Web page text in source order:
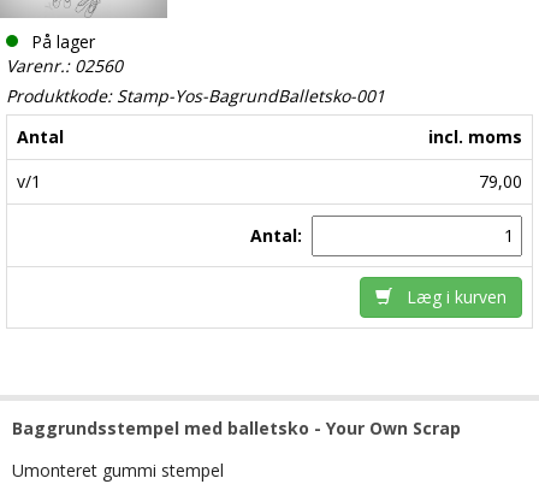
På lager
Varenr.: 02560
Produktkode: Stamp-Yos-BagrundBalletsko-001
Antal
incl. moms
v/1
79,00
Antal:
Læg i kurven
Baggrundsstempel med balletsko - Your Own Scrap
Umonteret gummi stempel